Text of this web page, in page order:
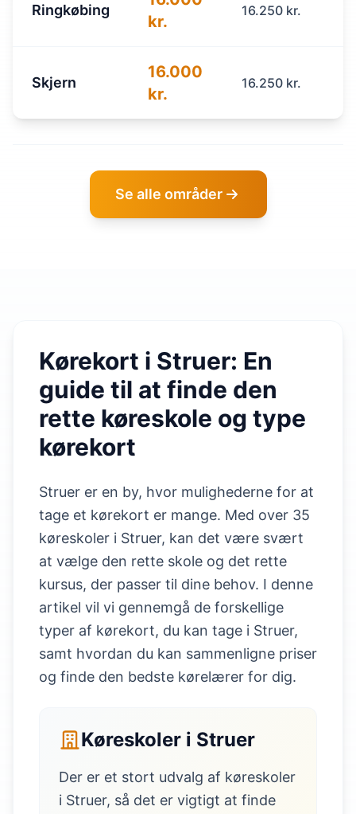
Ringkøbing
kr.
16.250 kr.
Skjern
16.000
kr.
16.250 kr.
Se alle områder
Kørekort i Struer: En
guide til at finde den
rette køreskole og type
kørekort
Struer er en by, hvor mulighederne for at
tage et kørekort er mange. Med over 35
køreskoler i Struer, kan det være svært
at vælge den rette skole og det rette
kursus, der passer til dine behov. I denne
artikel vil vi gennemgå de forskellige
typer af kørekort, du kan tage i Struer,
samt hvordan du kan sammenligne priser
og finde den bedste kørelærer for dig.
Køreskoler i Struer
Der er et stort udvalg af køreskoler
i Struer, så det er vigtigt at finde